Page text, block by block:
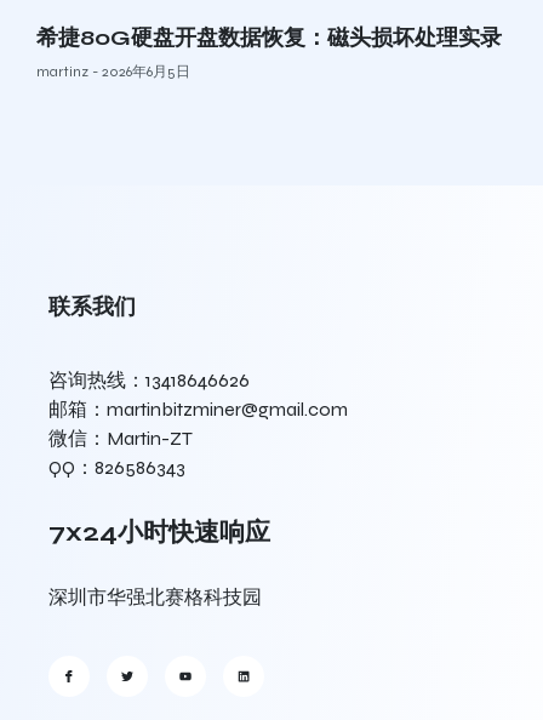
希捷80G硬盘开盘数据恢复：磁头损坏处理实录
martinz 2026年6月5日
联系我们
咨询热线：13418646626
邮箱：martinbitzminer@gmail.com
微信：Martin-ZT
QQ：826586343
7x24小时快速响应
深圳市华强北赛格科技园